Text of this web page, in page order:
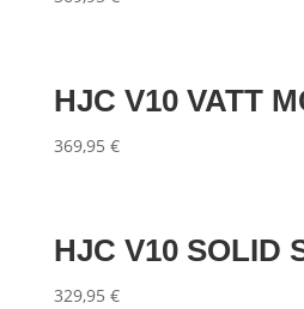
HJC V10 VATT
369,95 €
HJC V10 SOLID
329,95 €